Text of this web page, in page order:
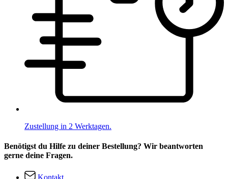
Zustellung in 2 Werktagen.
Benötigst du Hilfe zu deiner Bestellung? Wir beantworten
gerne deine Fragen.
Kontakt